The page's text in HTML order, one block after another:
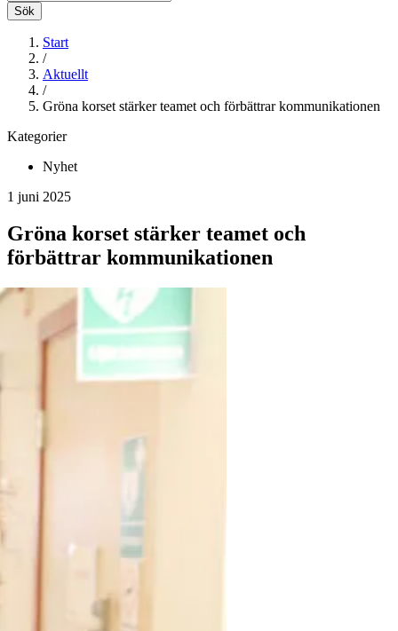
Sök
Start
/
Aktuellt
/
Gröna korset stärker teamet och förbättrar kommunikationen
Kategorier
Nyhet
1 juni 2025
Gröna korset stärker teamet och
förbättrar kommunikationen